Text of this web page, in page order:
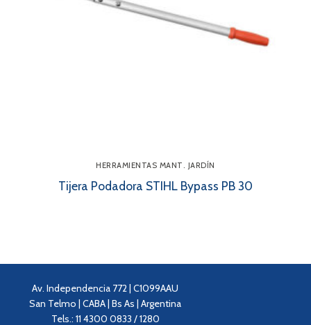
HERRAMIENTAS MANT. JARDÍN
Tijera Podadora STIHL Bypass PB 30
Av. Independencia 772 | C1099AAU
San Telmo | CABA | Bs As | Argentina
Tels.: 11 4300 0833 / 1280